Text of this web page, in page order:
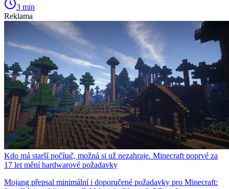
3 min
Reklama
Kdo má starší počítač, možná si už nezahraje. Minecraft poprvé za
17 let mění hardwarové požadavky
Mojang přepsal minimální i doporučené požadavky pro Minecraft: